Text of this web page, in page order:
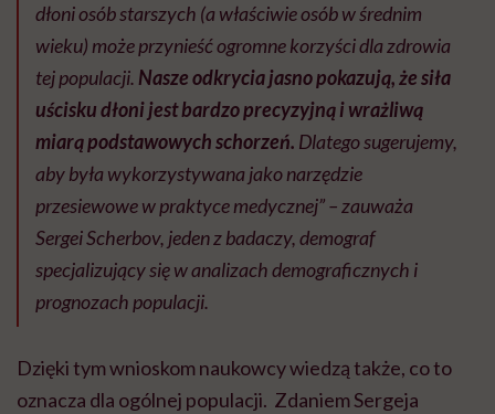
dłoni osób starszych (a właściwie osób w średnim
wieku) może przynieść ogromne korzyści dla zdrowia
tej populacji. Nasze odkrycia jasno pokazują, że siła
uścisku dłoni jest bardzo precyzyjną i wrażliwą
miarą podstawowych schorzeń. Dlatego sugerujemy,
aby była wykorzystywana jako narzędzie
przesiewowe w praktyce medycznej” – zauważa
Sergei Scherbov, jeden z badaczy, demograf
specjalizujący się w analizach demograficznych i
prognozach populacji.
Dzięki tym wnioskom naukowcy wiedzą także, co to
oznacza dla ogólnej populacji. Zdaniem Sergeja